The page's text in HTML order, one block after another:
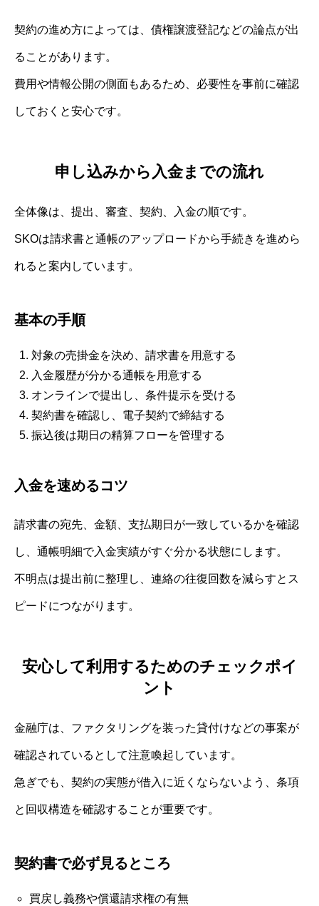
契約の進め方によっては、債権譲渡登記などの論点が出
ることがあります。
費用や情報公開の側面もあるため、必要性を事前に確認
しておくと安心です。
申し込みから入金までの流れ
全体像は、提出、審査、契約、入金の順です。
SKOは請求書と通帳のアップロードから手続きを進めら
れると案内しています。
基本の手順
対象の売掛金を決め、請求書を用意する
入金履歴が分かる通帳を用意する
オンラインで提出し、条件提示を受ける
契約書を確認し、電子契約で締結する
振込後は期日の精算フローを管理する
入金を速めるコツ
請求書の宛先、金額、支払期日が一致しているかを確認
し、通帳明細で入金実績がすぐ分かる状態にします。
不明点は提出前に整理し、連絡の往復回数を減らすとス
ピードにつながります。
安心して利用するためのチェックポイ
ント
金融庁は、ファクタリングを装った貸付けなどの事案が
確認されているとして注意喚起しています。
急ぎでも、契約の実態が借入に近くならないよう、条項
と回収構造を確認することが重要です。
契約書で必ず見るところ
買戻し義務や償還請求権の有無